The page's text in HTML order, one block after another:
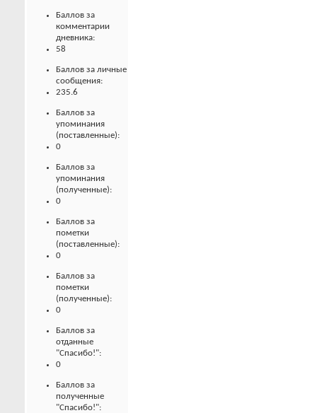
Баллов за
комментарии
дневника:
58
Баллов за личные
сообщения:
235.6
Баллов за
упоминания
(поставленные):
0
Баллов за
упоминания
(полученные):
0
Баллов за
пометки
(поставленные):
0
Баллов за
пометки
(полученные):
0
Баллов за
отданные
"Спасибо!":
0
Баллов за
полученные
"Спасибо!":